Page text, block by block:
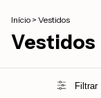
Início > Vestidos
Vestidos
Filtrar